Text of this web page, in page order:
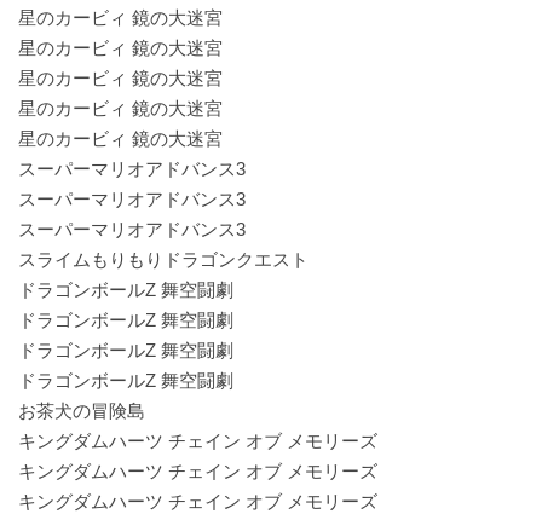
星のカービィ 鏡の大迷宮
星のカービィ 鏡の大迷宮
星のカービィ 鏡の大迷宮
星のカービィ 鏡の大迷宮
星のカービィ 鏡の大迷宮
スーパーマリオアドバンス3
スーパーマリオアドバンス3
スーパーマリオアドバンス3
スライムもりもりドラゴンクエスト
ドラゴンボールZ 舞空闘劇
ドラゴンボールZ 舞空闘劇
ドラゴンボールZ 舞空闘劇
ドラゴンボールZ 舞空闘劇
お茶犬の冒険島
キングダムハーツ チェイン オブ メモリーズ
キングダムハーツ チェイン オブ メモリーズ
キングダムハーツ チェイン オブ メモリーズ